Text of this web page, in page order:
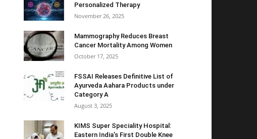
Personalized Therapy
November 26, 2025
Mammography Reduces Breast
Cancer Mortality Among Women
October 17, 2025
FSSAI Releases Definitive List of
Ayurveda Aahara Products under
Category A
August 3, 2025
KIMS Super Speciality Hospital:
Eastern India’s First Double Knee